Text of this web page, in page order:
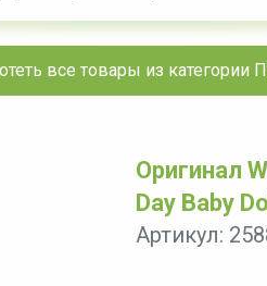
все товары из категории
Оригинал
Day Baby Doll
Артикул: